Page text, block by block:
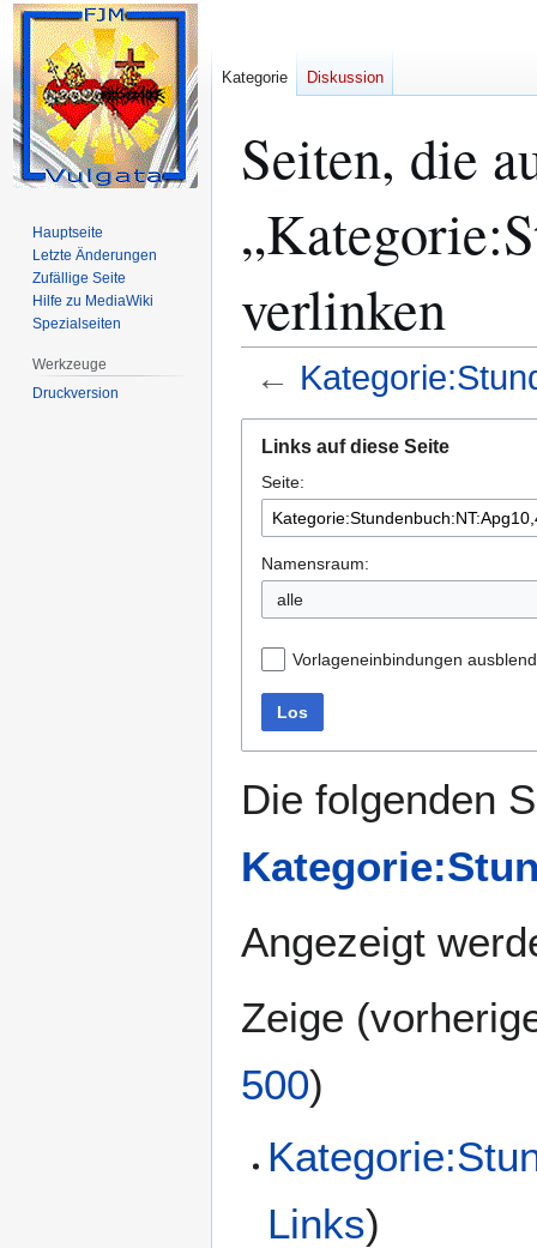
Seiten, die
verlinken
←
Navigation
springen
Suche
springen
Links auf diese Seite
Seite:
Namensraum:
alle
Vorlageneinbindungen
Los
Die folgenden
Angezeigt
Zeige (
500)
Links)
Kategorie Diskussion
Hauptseite
Letzte Änderungen
Zufällige Seite
Hilfe zu MediaWiki
Spezialseiten
Werkzeuge
Druckversion